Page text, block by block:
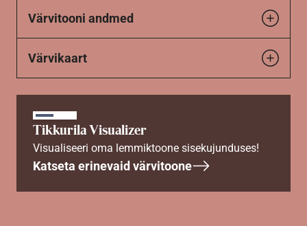
Värvitooni andmed
Värvikaart
Tikkurila Visualizer
Visualiseeri oma lemmiktoone sisekujunduses!
Katseta erinevaid värvitoone